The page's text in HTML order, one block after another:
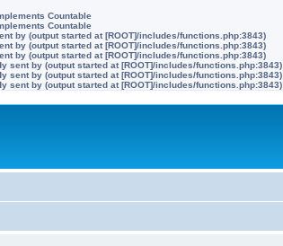
Countable
Countable
by (output started at [ROOT]/includes/functions.php:3843)
by (output started at [ROOT]/includes/functions.php:3843)
by (output started at [ROOT]/includes/functions.php:3843)
sent by (output started at [ROOT]/includes/functions.php:3843)
sent by (output started at [ROOT]/includes/functions.php:3843)
sent by (output started at [ROOT]/includes/functions.php:3843)